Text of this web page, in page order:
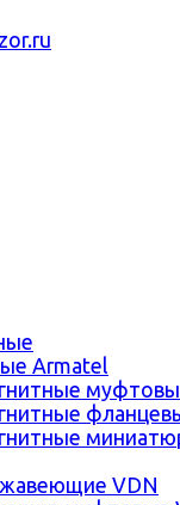
Armatel
VDN